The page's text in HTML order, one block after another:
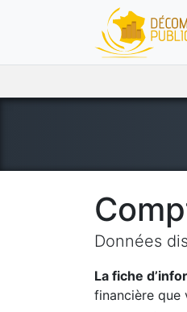
Données
La fiche
financière que